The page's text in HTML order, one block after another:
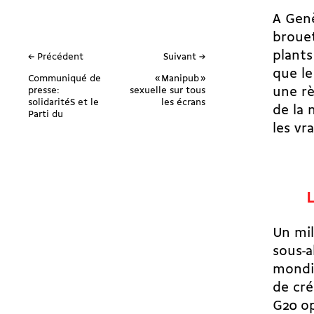
← Précédent
Communiqué de
presse:
solidaritéS et le
Parti du
Suivant →
« Manipub »
sexuelle sur tous
les écrans
A
plants
que
une
de la
les
Un
sous-
de
G20